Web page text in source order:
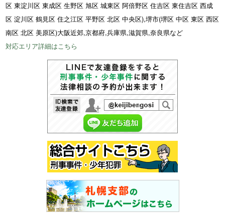
区 東淀川区 東成区 生野区 旭区 城東区 阿倍野区 住吉区 東住吉区 西成
区 淀川区 鶴見区 住之江区 平野区 北区 中央区),堺市(堺区 中区 東区 西区
南区 北区 美原区)大阪近郊,京都府,兵庫県,滋賀県,奈良県など
対応エリア詳細はこちら